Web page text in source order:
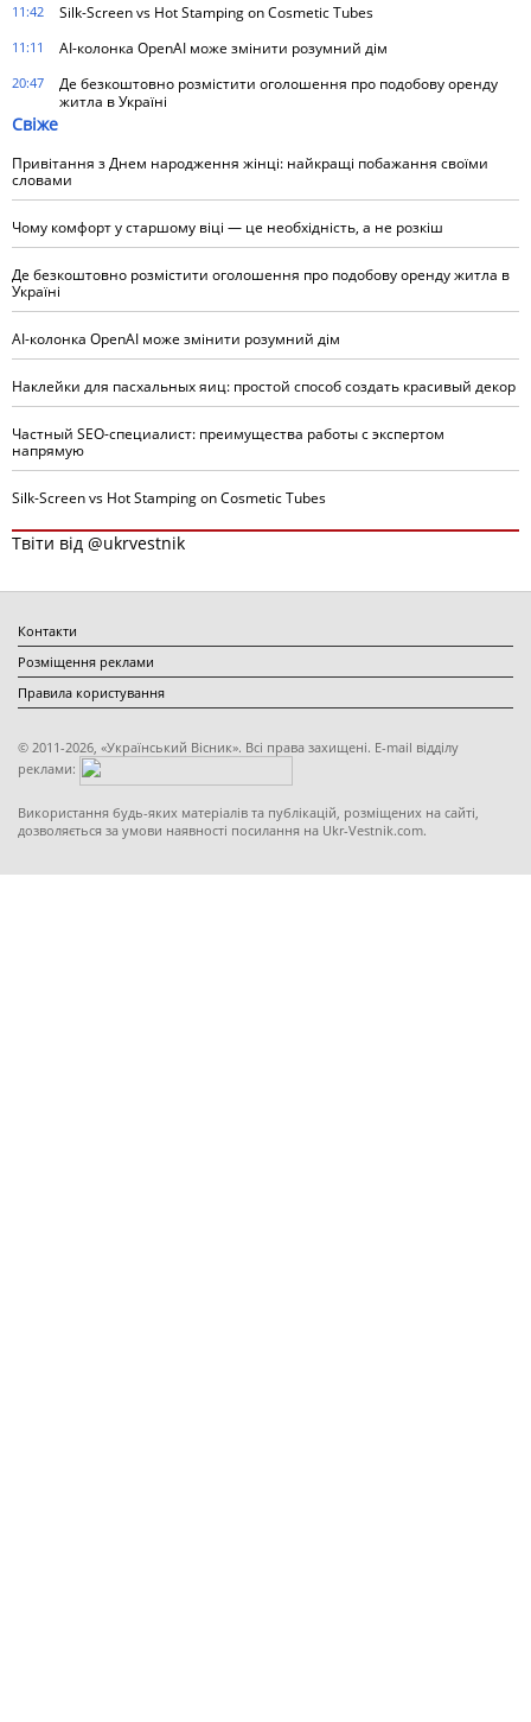
11:42 Silk-Screen vs Hot Stamping on Cosmetic Tubes
11:11 AI-колонка OpenAI може змінити розумний дім
20:47
Де безкоштовно розмістити оголошення про подобову оренду
житла в Україні
Свіже
Привітання з Днем народження жінці: найкращі побажання своїми
словами
Чому комфорт у старшому віці — це необхідність, а не розкіш
Де безкоштовно розмістити оголошення про подобову оренду житла в
Україні
AI-колонка OpenAI може змінити розумний дім
Наклейки для пасхальных яиц: простой способ создать красивый декор
Частный SEO-специалист: преимущества работы с экспертом
напрямую
Silk-Screen vs Hot Stamping on Cosmetic Tubes
Твіти від @ukrvestnik
Контакти
Розміщення реклами
Правила користування
© 2011-2026, «Український Вісник». Всі права захищені. E-mail відділу
реклами:
Використання будь-яких матеріалів та публікацій, розміщених на сайті,
дозволяється за умови наявності посилання на Ukr-Vestnik.com.